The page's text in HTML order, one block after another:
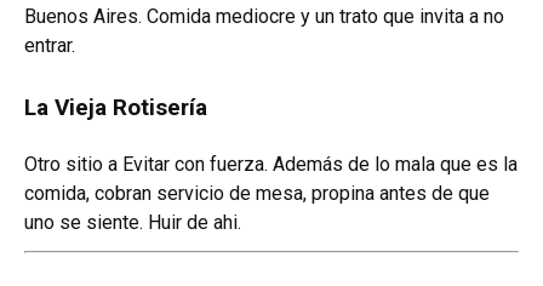
Buenos Aires. Comida mediocre y un trato que invita a no
entrar.
La Vieja Rotisería
Otro sitio a Evitar con fuerza. Además de lo mala que es la
comida, cobran servicio de mesa, propina antes de que
uno se siente. Huir de ahi.